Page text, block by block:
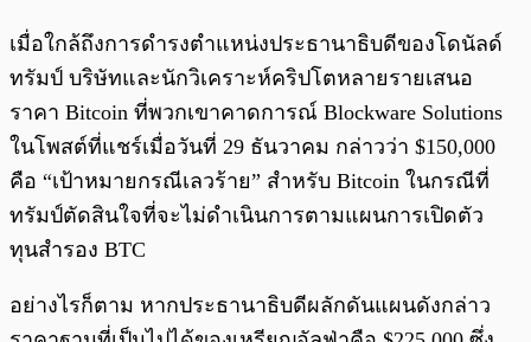
เมื่อใกล้ถึงการดำรงตำแหน่งประธานาธิบดีของโดนัลด์
ทรัมป์ บริษัทและนักวิเคราะห์คริปโตหลายรายเสนอ
ราคา Bitcoin ที่พวกเขาคาดการณ์ Blockware Solutions
ในโพสต์ที่แชร์เมื่อวันที่ 29 ธันวาคม กล่าวว่า $150,000
คือ “เป้าหมายกรณีเลวร้าย” สำหรับ Bitcoin ในกรณีที่
ทรัมป์ตัดสินใจที่จะไม่ดำเนินการตามแผนการเปิดตัว
ทุนสำรอง BTC
อย่างไรก็ตาม หากประธานาธิบดีผลักดันแผนดังกล่าว